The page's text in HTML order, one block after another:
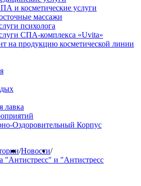
и косметические услуги
массажи
психолога
СПА-комплекса «Uvita»
на продукцию косметической линии
лавка
Оздоровительный Корпус
/Новости/
"Антистресс" и "Антистресс